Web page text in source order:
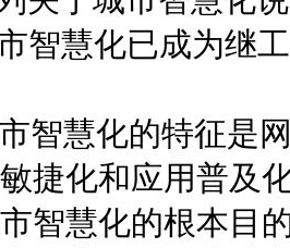
慧化已成为继工
慧化的特征是网
捷化和应用普及
慧化的根本目的